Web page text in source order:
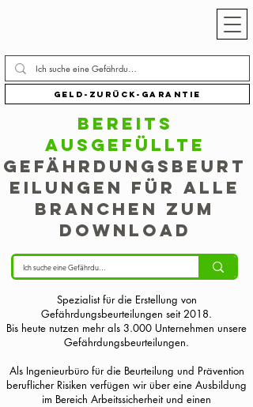
Geld-zurück-Garantie
Bereits
ausgefüllte
Gefährdungsbeurt
eilungen für alle
Branchen zum
Download
Spezialist für die Erstellung von
Gefährdungsbeurteilungen seit 2018.
Bis heute nutzen mehr als 3.000 Unternehmen unsere
Gefährdungsbeurteilungen.
Als Ingenieurbüro für die Beurteilung und Prävention
beruflicher Risiken verfügen wir über eine Ausbildung
im Bereich Arbeitssicherheit und einen